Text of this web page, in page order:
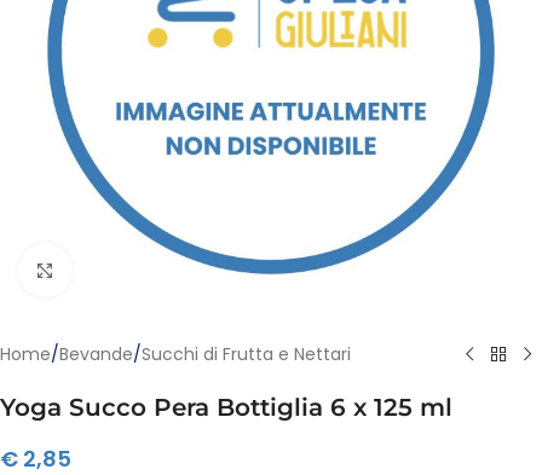
Clicca per ingrandire
Home/Bevande/Succhi di Frutta e Nettari
Yoga Succo Pera Bottiglia 6 x 125 ml
€ 2,85